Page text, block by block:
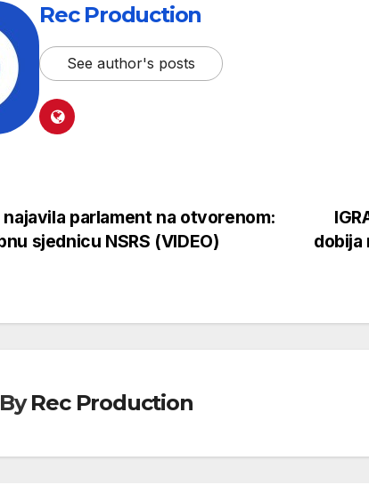
Rec Production
See author's posts
dobija
parlament na otvorenom:
sjednicu NSRS (VIDEO)
ByRec Production